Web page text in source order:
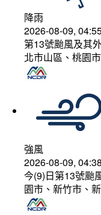
降雨
2026-08-09,
第13號颱風及其
北市山區、桃園
強風
2026-08-09,
今(9)日第13號颱
園市、新竹市、